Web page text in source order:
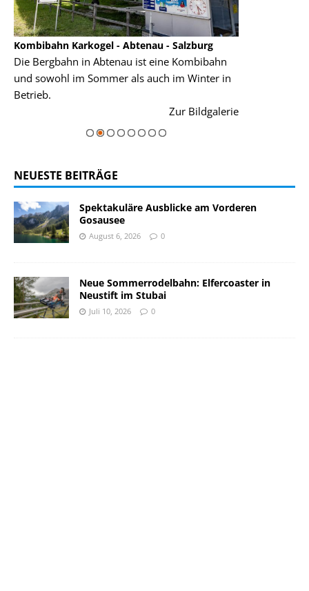
Kombibahn Karkogel - Abtenau - Salzburg
Die Bergbahn in Abtenau ist eine Kombibahn
und sowohl im Sommer als auch im Winter in
Betrieb.
Zur Bildgalerie
NEUESTE BEITRÄGE
Spektakuläre Ausblicke am Vorderen
Gosausee
August 6, 2026 0
Neue Sommerrodelbahn: Elfercoaster in
Neustift im Stubai
Juli 10, 2026 0